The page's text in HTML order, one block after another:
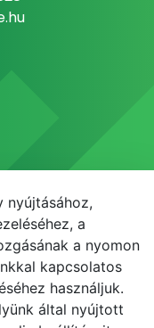
E-learning
nyújtásához,
a
a nyomon
kapcsolatos
használjuk.
által nyújtott